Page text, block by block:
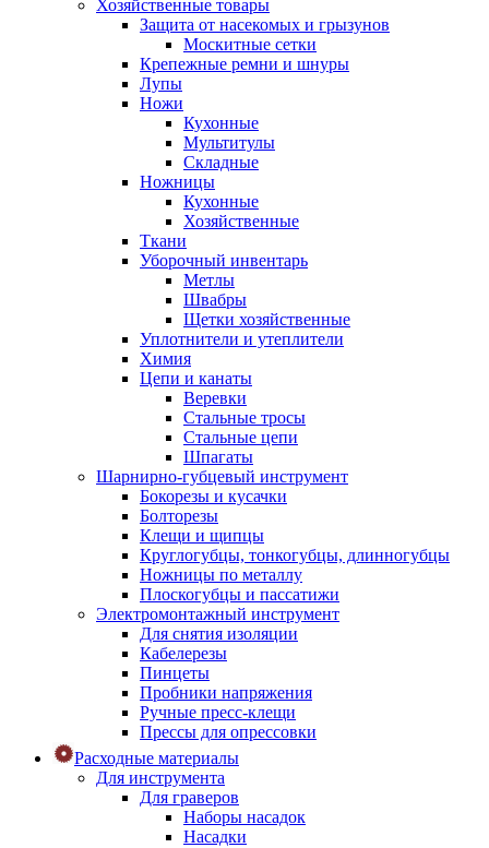
Хозяйственные товары
Защита от насекомых и грызунов
Москитные сетки
Крепежные ремни и шнуры
Лупы
Ножи
Кухонные
Мультитулы
Складные
Ножницы
Кухонные
Хозяйственные
Ткани
Уборочный инвентарь
Метлы
Швабры
Щетки хозяйственные
Уплотнители и утеплители
Химия
Цепи и канаты
Веревки
Стальные тросы
Стальные цепи
Шпагаты
Шарнирно-губцевый инструмент
Бокорезы и кусачки
Болторезы
Клещи и щипцы
Круглогубцы, тонкогубцы, длинногубцы
Ножницы по металлу
Плоскогубцы и пассатижи
Электромонтажный инструмент
Для снятия изоляции
Кабелерезы
Пинцеты
Пробники напряжения
Ручные пресс-клещи
Прессы для опрессовки
Расходные материалы
Для инструмента
Для граверов
Наборы насадок
Насадки